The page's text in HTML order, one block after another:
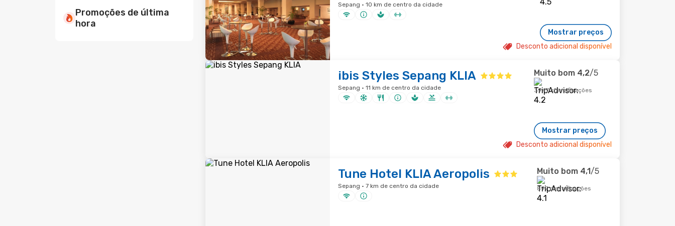
Promoções de última
hora
Sepang · 10 km de centro da cidade
Mostrar preços
Desconto adicional disponível
ibis Styles Sepang KLIA
Sepang · 11 km de centro da cidade
Muito bom 4,2/5
3947 classificações
Mostrar preços
Desconto adicional disponível
Tune Hotel KLIA Aeropolis
Sepang · 7 km de centro da cidade
Muito bom 4,1/5
897 classificações